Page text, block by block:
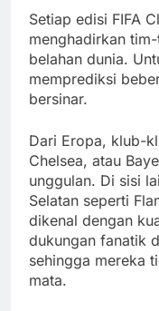
Setiap edisi FIFA
menghadirkan
belahan dunia.
memprediksi
bersinar.
Dari Eropa, klub-
Chelsea, atau
unggulan. Di sisi
Selatan seperti
dikenal dengan
dukungan fanatik
sehingga mereka
mata.